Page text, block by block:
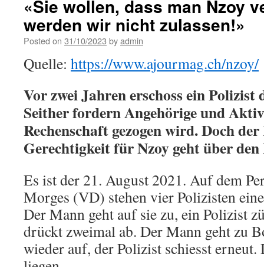
«Sie wollen, dass man Nzoy
werden wir nicht zulassen!»
Posted on 31/10/2023 byadmin
Quelle: https://www.ajourmag.ch/nzoy/
Vor zwei Jahren erschoss ein Polizist
Seither fordern Angehörige und
Rechenschaft gezogen wird. Doch
Gerechtigkeit für Nzoy geht über
Es ist der 21. August 2021. Auf dem
Morges (VD) stehen vier Polizisten
Der Mann geht auf sie zu, ein Polizist
drückt zweimal ab. Der Mann geht zu
wieder auf, der Polizist schiesst